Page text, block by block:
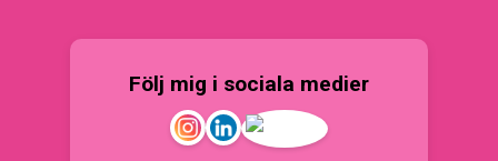
Följ mig i sociala medier